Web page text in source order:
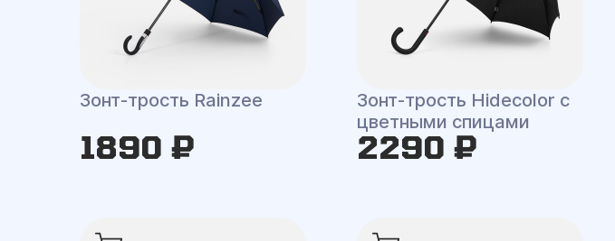
Зонт-трость Rainzee
1890 ₽
Зонт-трость Hidecolor с
цветными спицами
2290 ₽